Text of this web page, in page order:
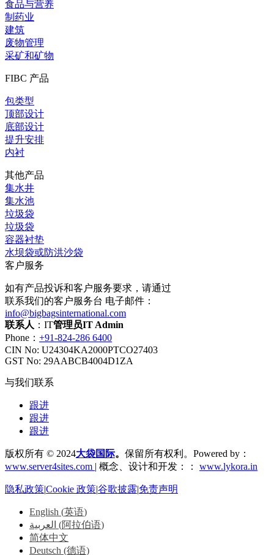
食品与营养
制药业
建筑
废物管理
采矿和矿物
FIBC 产品
包类型
顶部设计
底部设计
提升安排
内衬
其他产品
集水井
集水池
垃圾袋
垃圾袋
容器衬垫
水坝袋或防洪沙袋
客户服务
如有产品投诉和客户服务要求，请通过
联系我们的客户服务台 电子邮件：
info@bigbagsinternational.com
联系人 ：IT管理员IT Admin
Phone： +91-824-286 6400
CIN No: U24304KA2000PTCO27403
GST No: 29AABCB4004D1ZA
与我们联系
跟进
跟进
跟进
版权所有 © 2024大袋国际。 保留所有权利。Powered by：
www.server4sites.com | 概念、设计和开发：： www.lykora.in
隐私政策|Cookie 政策|谷歌披露|免责声明
English (英语)
العربية (阿拉伯语)
简体中文
Deutsch (德语)